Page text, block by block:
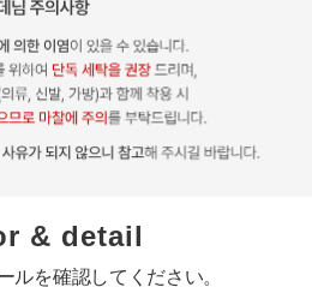
& detail
ルを確認してください。